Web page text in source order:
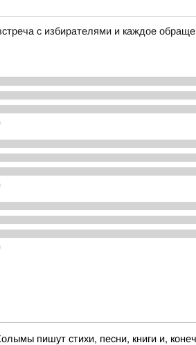
с избирателями и каждое
пишут стихи, песни, книги и,